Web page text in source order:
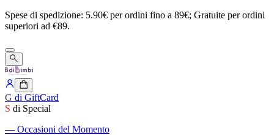
Spese di spedizione: 5.90€ perordini fino a 89€; Gratuite perordini
superiori ad €89.
G di GiftCard
S di Special
― Occasioni del Momento